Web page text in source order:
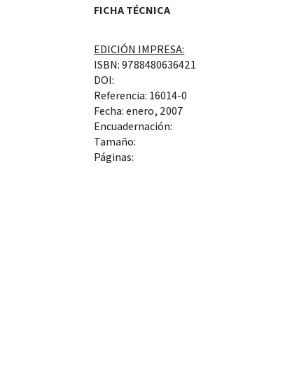
FICHA TÉCNICA
EDICIÓN IMPRESA:
ISBN: 9788480636421
DOI:
Referencia: 16014-0
Fecha: enero, 2007
Encuadernación:
Tamaño:
Páginas: